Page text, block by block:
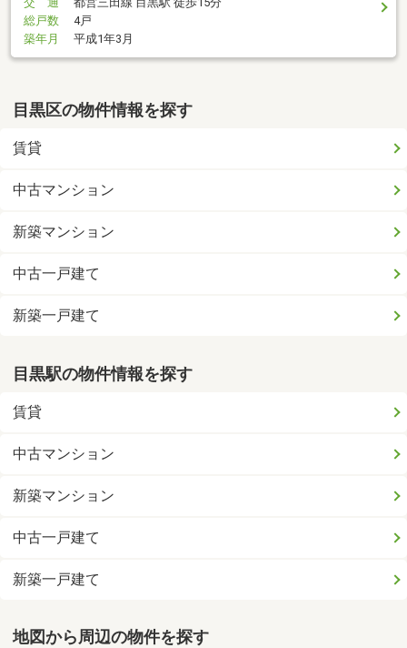
総戸数
4戸
築年月
平成1年3月
目黒区の物件情報を探す
賃貸
中古マンション
新築マンション
中古一戸建て
新築一戸建て
目黒駅の物件情報を探す
賃貸
中古マンション
新築マンション
中古一戸建て
新築一戸建て
地図から周辺の物件を探す